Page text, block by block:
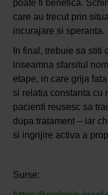
poate fi benefica.
care au trecut prin
incurajare si speranta.
In final, trebuie sa stiti
inseamna sfarsitul
etape, in care grija
si relatia constanta cu
pacienti reusesc sa
dupa tratament – iar
si ingrijire activa a
Surse: